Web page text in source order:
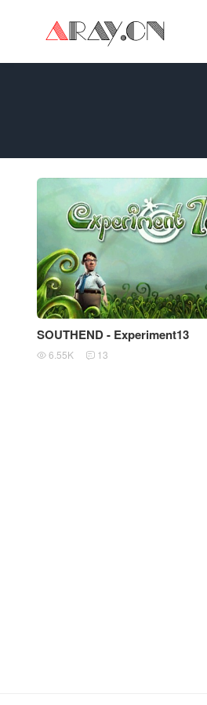
SOUTHEND - Experiment13
 6.55K  13